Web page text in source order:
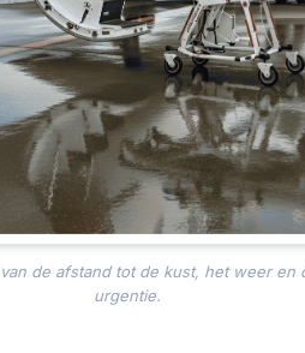
de afstand tot de kust, het weer en
urgentie.